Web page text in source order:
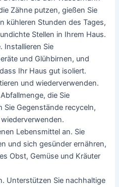
Zähne putzen, gießen Sie
kühleren Stunden des Tages,
Stellen in Ihrem Haus.
Installieren Sie
und Glühbirnen, und
Ihr Haus gut isoliert.
und wiederverwenden.
die Sie
Sie Gegenstände recyceln,
Lebensmittel an. Sie
und sich gesünder ernähren,
Obst, Gemüse und Kräuter
Unterstützen Sie nachhaltige